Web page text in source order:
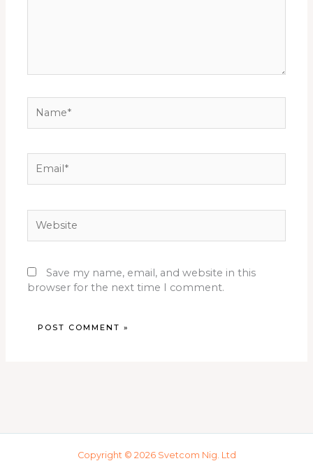
Save my name, email, and website in this
browser for the next time I comment.
Copyright © 2026 Svetcom Nig. Ltd